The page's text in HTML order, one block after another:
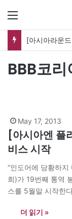
BBB코리
May 17, 2013
[아시아엔 플
비스 시작
“인도어에 당황하지
희)가 19번째 통역
스를 5월말 시작한
언어를 통역하는
더 읽기 »